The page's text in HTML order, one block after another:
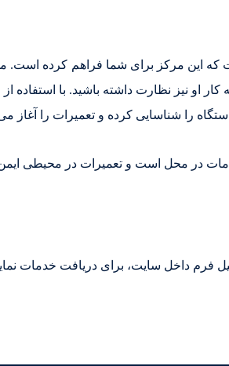
مرکز برای شما فراهم کرده است.
او نیز نظارت داشته باشید. با
را شناسایی کرده و تعمیرات را آغاز
در محل است و تعمیرات در محیطی
فرم داخل سایت، برای دریافت خدمات